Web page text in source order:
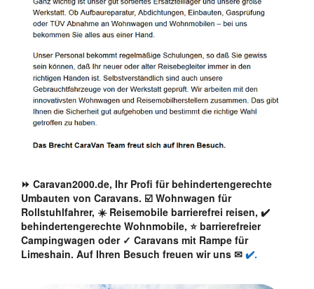
⏩ Caravan2000.de, Ihr Profi für behindertengerechte
Umbauten von Caravans. ☑️ Wohnwagen für
Rollstuhlfahrer, ☀️ Reisemobile barrierefrei reisen, ✔️
behindertengerechte Wohnmobile, ⭐ barrierefreier
Campingwagen oder ✓ Caravans mit Rampe für
Limeshain. Auf Ihren Besuch freuen wir uns ✉ ✔️.